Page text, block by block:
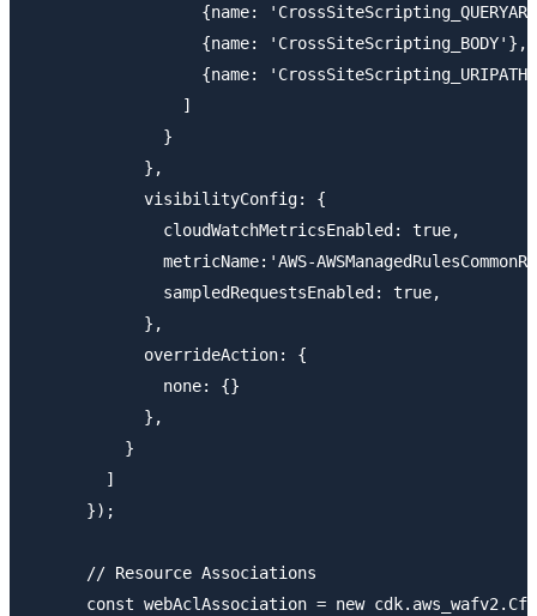
{name:
                  {name: 'CrossSiteScripting_BODY'},
{name:
                ]
              }
            },
            visibilityConfig: {
              cloudWatchMetricsEnabled: true,
metricName:'AWS-
              sampledRequestsEnabled: true,
            },
            overrideAction: {
              none: {}
            },
          }
        ]
      });
      // Resource Associations
const webAclAssociation = new